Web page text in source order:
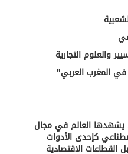
والعلوم التجارية
في المغرب العربي"
يشهدها العالم في مجال
كإحدى الأدوات
القطاعات الاقتصادية